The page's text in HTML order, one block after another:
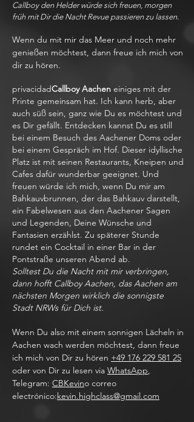
Callboy den Helder würde sich freuen, morgen
früh mit Dir die Nacht Revue passieren zu lassen.
Wenn du mit mir das Meer und noch mehr
genießen möchtest, dann freue ich mich von
dir zu hören.
privacidadCallboy Aachen einiges mit der
Printe gemeinsam hat. Ich kann herb, aber
auch süß sein, ganz wie Du es möchtest und
es Dir gefällt. Entdecken kannst Du es still
bei einem Besuch des Aachener Doms oder
bei einem Gespräch im Hof. Dieser idyllische
Platz ist mit seinen Restaurants, Kneipen und
Cafes dafür wunderbar geeignet. Und
freuen würde ich mich, wenn Du mir am
Bahkauvbrunnen, der das Bahkauv darstellt,
ein Fabelwesen aus den Aachener Sagen
und Legenden, Deine Wünsche und
Fantasien erzählst. Zu späterer Stunde
rundet ein Cocktail in einer Bar in der
Pontstraße unseren Abend ab.
Solltest Du die Nacht mit mir verbringen,
dann hofft Callboy Aachen, das Aachen am
nächsten Morgen wirklich die sonnigste
Stadt NRWs für Dich ist.
Wenn Du also mit einem sonnigen Lächeln in
Aachen wach werden möchtest, dann freue
ich mich von Dir zu hören +49 176 229 581 25
oder von Dir zu lesen via WhatsApp,
Telegram: CBKevino correo
electrónico:kevin.highclass@gmail.com